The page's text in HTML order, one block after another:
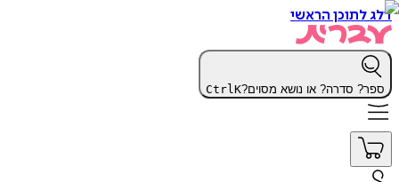
דלג לתוכן הראשי
ספר? סדרה? או נושא מסוים? CtrlK